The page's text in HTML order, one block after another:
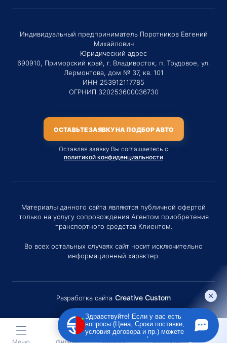
Индивидуальный предприниматель Поротников Евгений
Михайлович
Юридический адрес
690910, Приморский край, г. Владивосток, п. Трудовое, ул.
Лермонтова, дом № 37, кв. 101
ИНН 253912117785
ОГРНИП 320253600036730
ОСТАВЬТЕ ЗАЯВКУ НА ПОДБОР АВТО
Оставляя заявку Вы соглашаетесь с
политикой конфиденциальности
Материалы данного сайта являются публичной офертой
только на услугу сопровождения Агентом приобретения
транспортного средства Клиентом.
Во всех остальных случаях сайт носит исключительно
информационный характер.
Разработка сайта Creative Custom
Меню Фильтр Каталог Контакты
Здравствуйте! Если у вас есть
вопросы (Цена, Сроки поставки,
условия договора и пр.) можете